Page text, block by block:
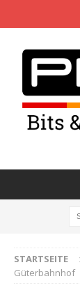
STARTSEITE
Güterbahnhof